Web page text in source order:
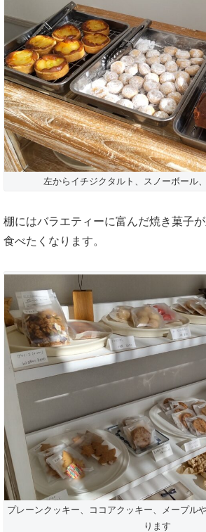
左からイチジクタルト、スノーボール
棚にはバラエティーに富んだ焼き菓子
食べたくなります。
プレーンクッキー、ココアクッキー、メープル
ります